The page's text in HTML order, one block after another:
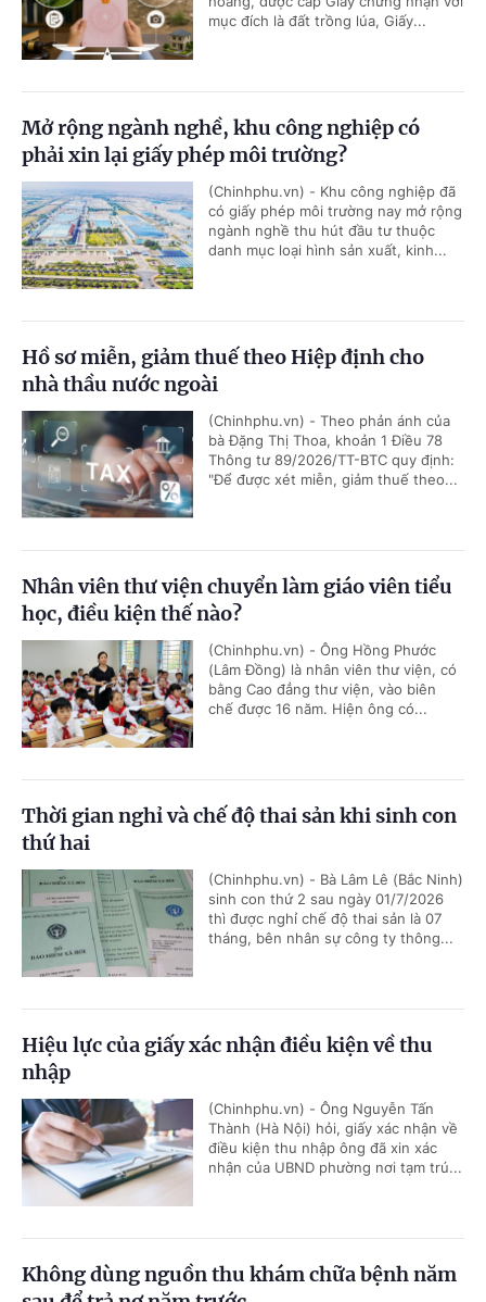
mục đích là đất trồng lúa, Giấy...
Mở rộng ngành nghề, khu công nghiệp có
phải xin lại giấy phép môi trường?
(Chinhphu.vn) - Khu công nghiệp đã
có giấy phép môi trường nay mở rộng
ngành nghề thu hút đầu tư thuộc
danh mục loại hình sản xuất, kinh...
Hồ sơ miễn, giảm thuế theo Hiệp định cho
nhà thầu nước ngoài
(Chinhphu.vn) - Theo phản ánh của
bà Đặng Thị Thoa, khoản 1 Điều 78
Thông tư 89/2026/TT-BTC quy định:
"Để được xét miễn, giảm thuế theo...
Nhân viên thư viện chuyển làm giáo viên tiểu
học, điều kiện thế nào?
(Chinhphu.vn) - Ông Hồng Phước
(Lâm Đồng) là nhân viên thư viện, có
bằng Cao đẳng thư viện, vào biên
chế được 16 năm. Hiện ông có...
Thời gian nghỉ và chế độ thai sản khi sinh con
thứ hai
(Chinhphu.vn) - Bà Lâm Lê (Bắc Ninh)
sinh con thứ 2 sau ngày 01/7/2026
thì được nghỉ chế độ thai sản là 07
tháng, bên nhân sự công ty thông...
Hiệu lực của giấy xác nhận điều kiện về thu
nhập
(Chinhphu.vn) - Ông Nguyễn Tấn
Thành (Hà Nội) hỏi, giấy xác nhận về
điều kiện thu nhập ông đã xin xác
nhận của UBND phường nơi tạm trú...
Không dùng nguồn thu khám chữa bệnh năm